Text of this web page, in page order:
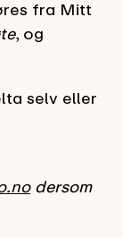
fra Mitt
, og
selv eller
dersom